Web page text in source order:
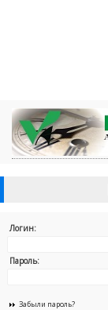
Логин:
Пароль:
Забыли пароль?